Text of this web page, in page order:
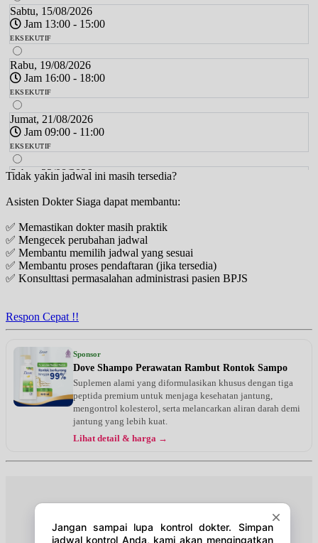
Sabtu, 15/08/2026
Jam 13:00 - 15:00
EKSEKUTIF
Rabu, 19/08/2026
Jam 16:00 - 18:00
EKSEKUTIF
Jumat, 21/08/2026
Jam 09:00 - 11:00
EKSEKUTIF
Sabtu, 22/08/2026
Jam 13:00 - 15:00
EKSEKUTIF
Rabu, 26/08/2026
Jam 16:00 - 18:00
EKSEKUTIF
Jumat, 28/08/2026
Jam 13:00 - 15:00
EKSEKUTIF
Rabu, 02/09/2026
Jam 16:00 - 18:00
Jumat, 04/09/2026
Jam 13:00 - 15:00
Tidak yakin jadwal ini masih tersedia?
Asisten Dokter Siaga dapat membantu:
✅ Memastikan dokter masih praktik
✅ Mengecek perubahan jadwal
✅ Membantu memilih jadwal yang sesuai
✅ Membantu proses pendaftaran (jika tersedia)
✅ Konsulttasi permasalahan administrasi pasien BPJS
Respon Cepat !!
Sponsor
Dove Shampo Perawatan Rambut Rontok Sampo
Suplemen alami yang diformulasikan khusus dengan tiga
peptida premium untuk menjaga kesehatan jantung,
mengontrol kolesterol, serta melancarkan aliran darah demi
jantung yang lebih kuat.
Lihat detail & harga →